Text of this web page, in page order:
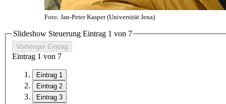
Foto: Jan-Peter Kasper (Universität Jena)
Slideshow Steuerung Eintrag 1 von 7
Vorheriger Eintrag
Eintrag 1 von 7
Eintrag 1
Eintrag 2
Eintrag 3